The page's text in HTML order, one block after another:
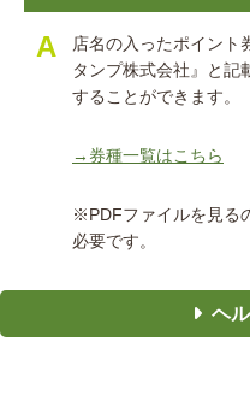
店名の入ったポイント
タンプ株式会社』と記
することができます。
→券種一覧はこちら
※PDFファイルを見る
必要です。
ヘ